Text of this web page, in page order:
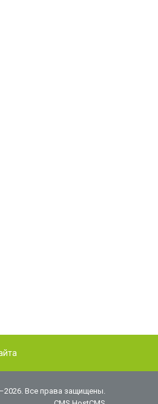
Все права защищены.